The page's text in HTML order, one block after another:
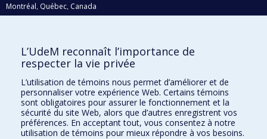
Montréal, Québec, Canada
H3C 3J7
Qui fait quoi?
Nous trouver
Plan du site
Accessibilité
L’UdeM reconnaît l’importance de
respecter la vie privée
L’utilisation de témoins nous permet d’améliorer et de
personnaliser votre expérience Web. Certains témoins
sont obligatoires pour assurer le fonctionnement et la
sécurité du site Web, alors que d’autres enregistrent vos
préférences. En acceptant tout, vous consentez à notre
utilisation de témoins pour mieux répondre à vos besoins.